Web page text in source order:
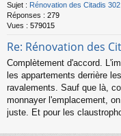
Sujet : Rénovation des Citadis 302
Réponses : 279
Vues : 579015
Re: Rénovation des
Complètement d'accord.
les appartements derrière
ravalements. Sauf que là,
monnayer l'emplacement,
juste. Et pour les